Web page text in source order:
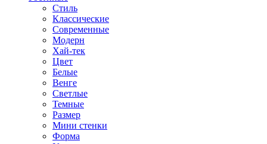
Стиль
Классические
Современные
Модерн
Хай-тек
Цвет
Белые
Венге
Светлые
Темные
Размер
Мини стенки
Форма